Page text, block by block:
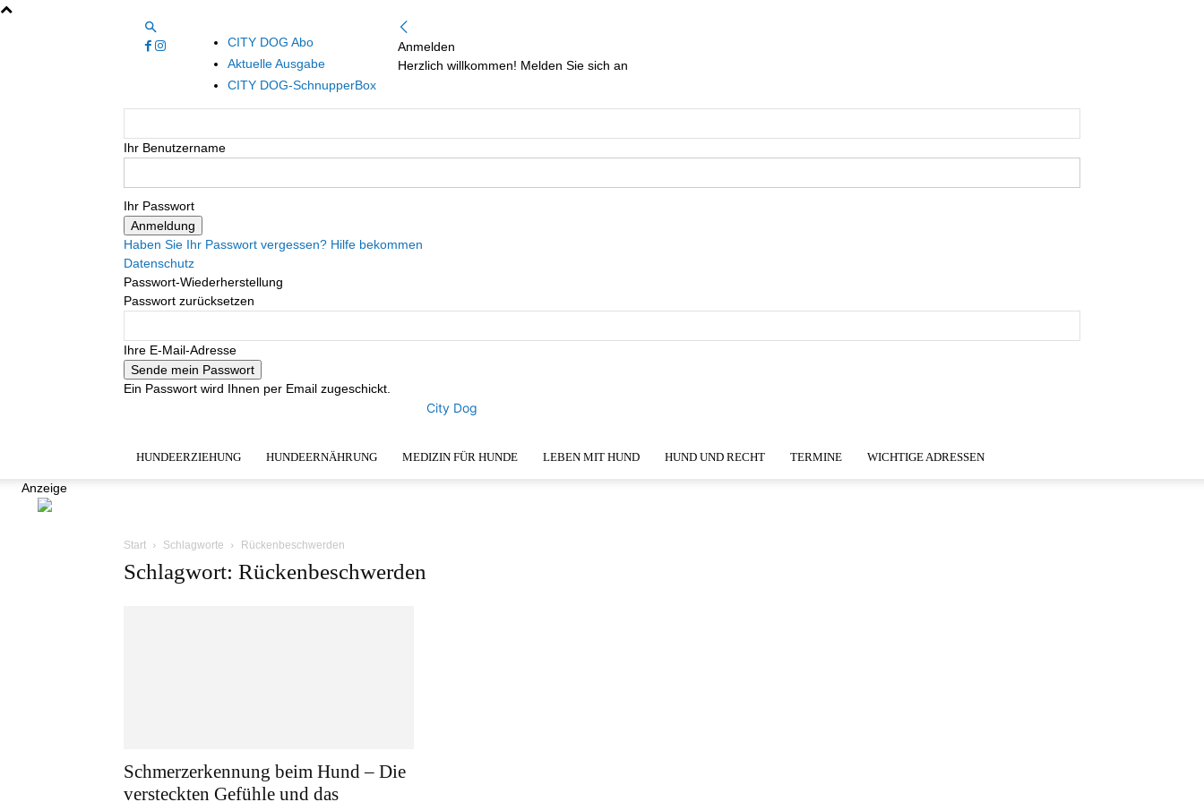
CITY DOG Abo
Aktuelle Ausgabe
CITY DOG-SchnupperBox
Anmelden
Herzlich willkommen! Melden Sie sich an
Ihr Benutzername
Ihr Passwort
Haben Sie Ihr Passwort vergessen? Hilfe bekommen
Datenschutz
Passwort-Wiederherstellung
Passwort zurücksetzen
Ihre E-Mail-Adresse
Ein Passwort wird Ihnen per Email zugeschickt.
City Dog
HUNDEERZIEHUNG HUNDEERNÄHRUNG MEDIZIN FÜR HUNDE LEBEN MIT HUND HUND UND RECHT TERMINE WICHTIGE ADRESSEN
Anzeige
Start Schlagworte Rückenbeschwerden
Schlagwort: Rückenbeschwerden
Schmerzerkennung beim Hund – Die
versteckten Gefühle und das